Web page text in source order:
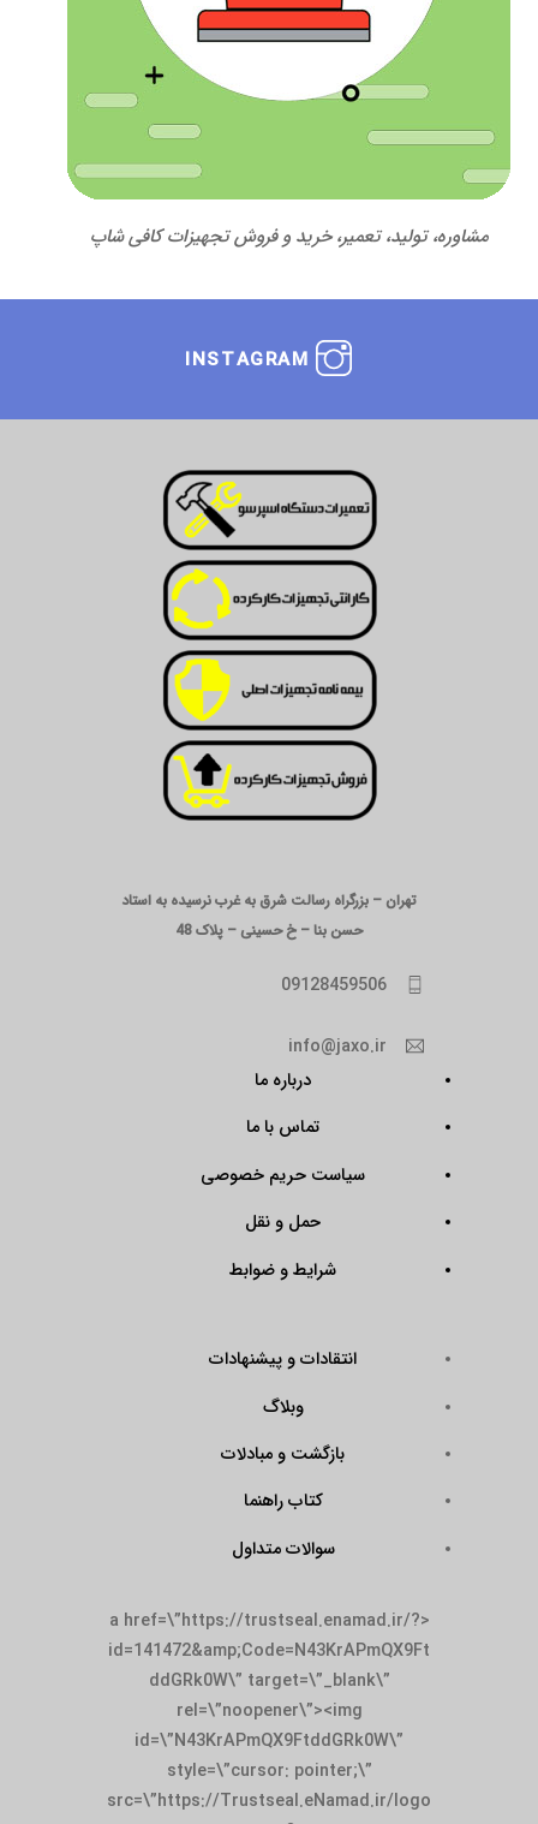
مشاوره، تولید، تعمیر، خرید و فروش تجهیزات کافی شاپ
INSTAGRAM
تهران – بزرگراه رسالت شرق به غرب نرسیده به استاد
حسن بنا – خ حسینی – پلاک 48
09128459506
info@jaxo.ir
درباره ما
تماس با ما
سیاست حریم خصوصی
حمل و نقل
شرایط و ضوابط
انتقادات و پیشنهادات
وبلاگ
بازگشت و مبادلات
کتاب راهنما
سوالات متداول
<a href=\”https://trustseal.enamad.ir/?
id=141472&amp;Code=N43KrAPmQX9Ft
ddGRk0W\” target=\”_blank\”
rel=\”noopener\”><img
id=\”N43KrAPmQX9FtddGRk0W\”
style=\”cursor: pointer;\”
src=\”https://Trustseal.eNamad.ir/logo